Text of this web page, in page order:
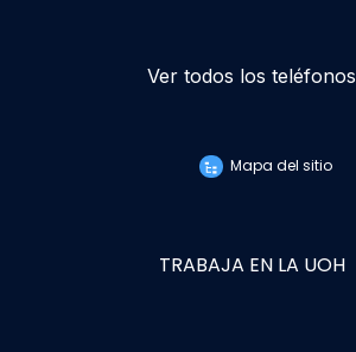
Ver todos los teléfonos
Mapa del sitio
TRABAJA EN LA UOH